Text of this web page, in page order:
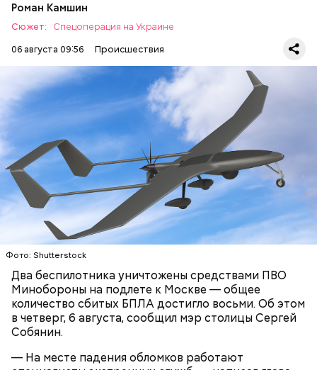
Роман Камшин
Сюжет:
Спецоперация на Украине
06 августа 09:56
Происшествия
Фото: Shutterstock
Два беспилотника уничтожены средствами ПВО
Минобороны на подлете к Москве — общее
количество сбитых БПЛА достигло восьми. Об этом
в четверг, 6 августа, сообщил мэр столицы Сергей
Собянин.
— На месте падения обломков работают
В этот же день обломки беспилотника украинской
армии
рухнули на зданиелогистического
комплекса Wildberries в Тверской области. В
результате инцидента никто не пострадал.
МОСКВА
СЕРГЕЙ СОБЯНИН
БЕСПИЛОТНИКИ